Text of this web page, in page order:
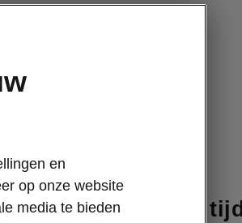
Tips & Tricks
Verwarm je auto
en
op onze website
media te bieden